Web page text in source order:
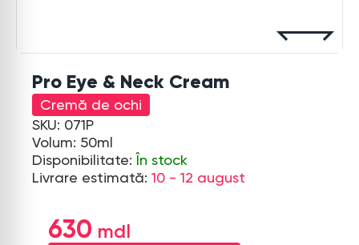
Pro Eye & Neck Cream
Cremă de ochi
SKU: 071P
Volum: 50ml
Disponibilitate:În stock
Livrare estimată: 10 - 12 august
630